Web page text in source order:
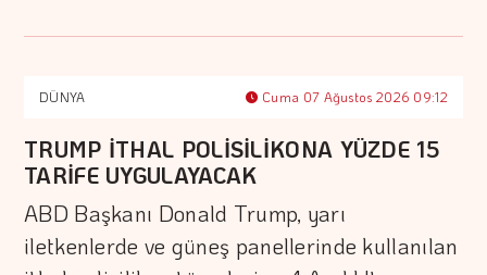
DÜNYA Cuma 07 Ağustos 2026 09:12
TRUMP İTHAL POLİSİLİKONA YÜZDE 15
TARİFE UYGULAYACAK
ABD Başkanı Donald Trump, yarı
iletkenlerde ve güneş panellerinde kullanılan